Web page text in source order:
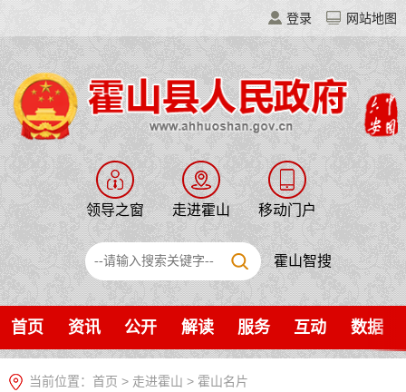
登录 网站地图
领导之窗 走进霍山 移动门户
霍山智搜
首页 资讯 公开 解读 服务 互动 数据
当前位置： 首页 > 走进霍山 > 霍山名片